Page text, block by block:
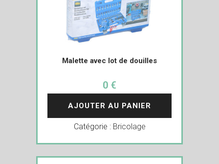
Malette avec lot de douilles
0 €
AJOUTER AU PANIER
Catégorie : Bricolage